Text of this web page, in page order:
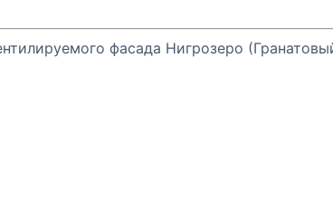
фасада Нигрозеро